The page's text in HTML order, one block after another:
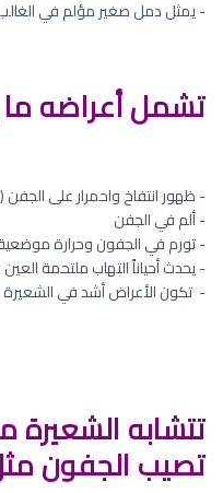
- يمثل دمل صغير مؤلم في
تشمل أعراضه ما
- ظهور انتفاخ واحمرار على
- ألم في الجفن
- تورم في الجفون وحرارة
- يحدث أحياناً التهاب ملتحمة العين
- ⁠ تكون الأعراض أشد في الشعيرة
تتشابه
تصيب الجفون